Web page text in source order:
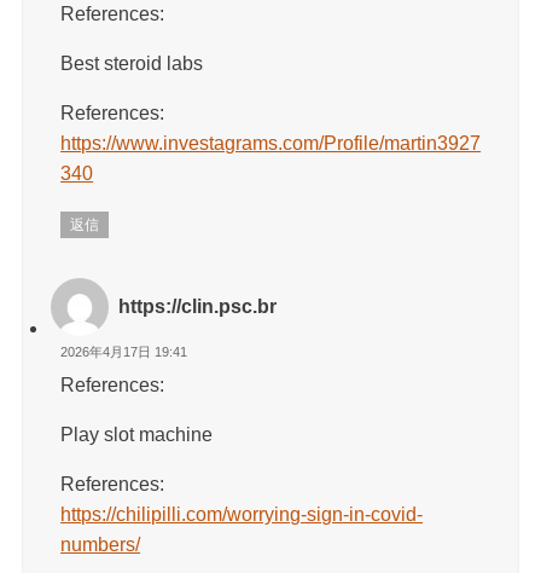
References:
Best steroid labs
References:
https://www.investagrams.com/Profile/martin3927
340
返信
https://clin.psc.br
2026年4月17日 19:41
References:
Play slot machine
References:
https://chilipilli.com/worrying-sign-in-covid-
numbers/